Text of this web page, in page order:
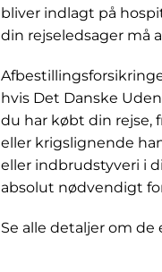
bliver indlagt på
din rejseledsager må
hvis Det Danske
du har købt din rejse,
eller krigslignende
eller indbrudstyveri i
absolut nødvendigt
Se alle detaljer om